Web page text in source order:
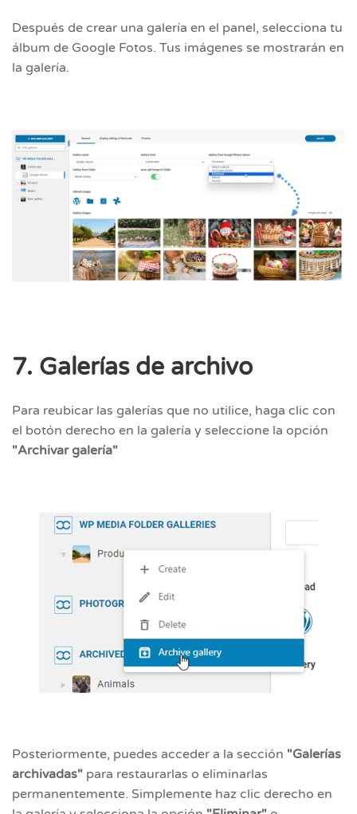
Después de crear una galería en el panel, selecciona tu
álbum de Google Fotos. Tus imágenes se mostrarán en
la galería.
7. Galerías de archivo
Para reubicar las galerías que no utilice, haga clic con
el botón derecho en la galería y seleccione la opción
"Archivar galería"
Posteriormente, puedes acceder a la sección "Galerías
archivadas" para restaurarlas o eliminarlas
permanentemente. Simplemente haz clic derecho en